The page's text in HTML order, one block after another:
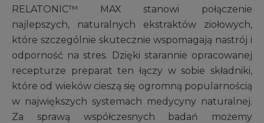
RELATONIC™ MAX stanowi połączenie
najlepszych, naturalnych ekstraktów ziołowych,
które szczególnie skutecznie wspomagają nastrój i
odporność na stres. Dzięki starannie opracowanej
recepturze preparat ten łączy w sobie składniki,
które od wieków cieszą się ogromną popularnością
w największych systemach medycyny naturalnej.
Za sprawą współczesnych badań możemy